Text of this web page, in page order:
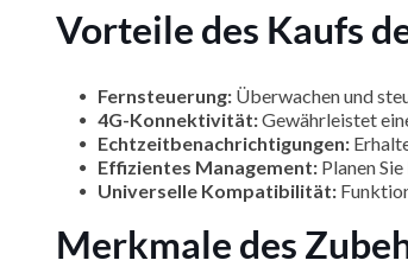
Vorteile des Kaufs
Fernsteuerung: Überwachen und
4G-Konnektivität:Gewährleistet
Echtzeitbenachrichtigungen:
Effizientes Management: Planen
Universelle Kompatibilität:
Merkmale des